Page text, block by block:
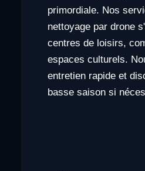
primordiale. Nos
nettoyage par drone
centres de loisirs,
espaces culturels.
entretien rapide et
basse saison si